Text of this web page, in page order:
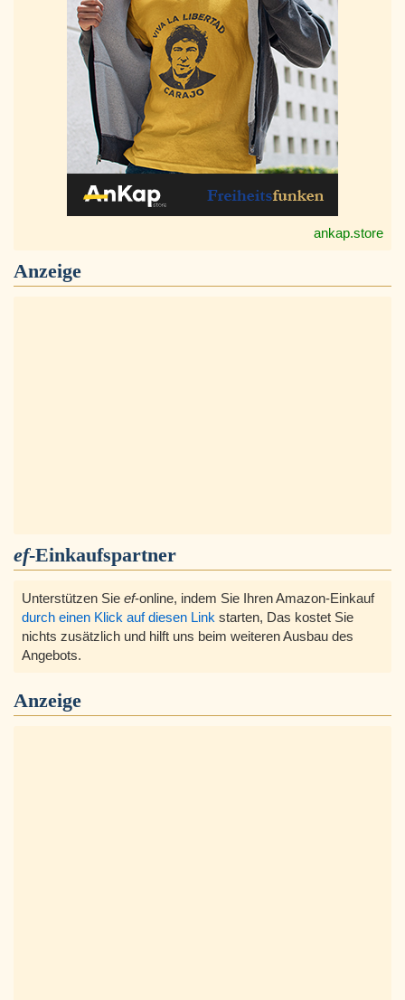
ankap.store
Anzeige
ef-Einkaufspartner
Unterstützen Sie ef-online, indem Sie Ihren Amazon-Einkauf
durch einen Klick auf diesen Link starten, Das kostet Sie
nichts zusätzlich und hilft uns beim weiteren Ausbau des
Angebots.
Anzeige